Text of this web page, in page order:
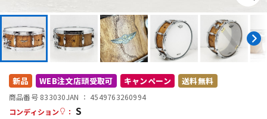
DTM オンライン納品 レコーディング機器
配信/ライブ機器 楽器アクセサリ
新品 WEB注文店頭受取可 キャンペーン 送料無料
商品番号 833030JAN ： 4549763260994
コンディション
： S